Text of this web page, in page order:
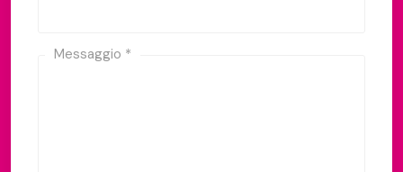
Messaggio *